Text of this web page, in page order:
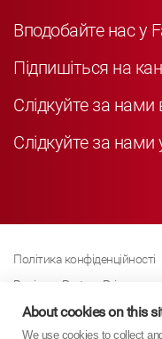
Вподобайте нас у
Підпишіться на
Слідкуйте за
Слідкуйте за нами
Політика конфіденційності
Business Partner Privacy
Політика щодо файлів
Сучасна політика Закону
About cookies on this
We use cookies to collect